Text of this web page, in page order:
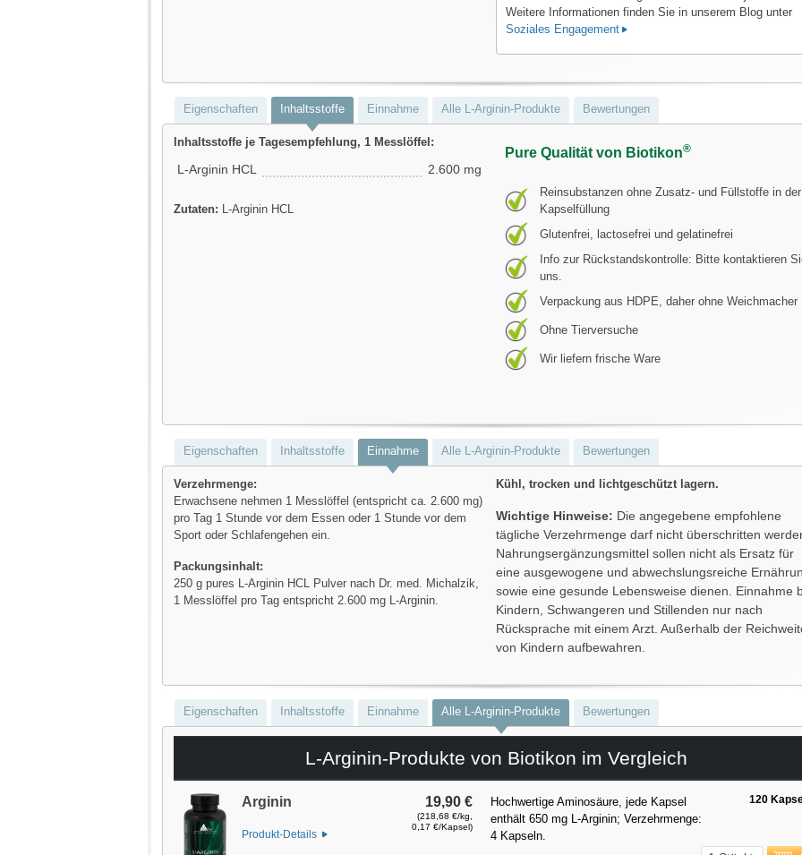
Weitere Informationen finden Sie in unserem Blog unter
Soziales Engagement
Eigenschaften Inhaltsstoffe Einnahme Alle L-Arginin-Produkte Bewertungen
Inhaltsstoffe je Tagesempfehlung, 1 Messlöffel:
L-Arginin HCL 2.600 mg
Zutaten: L-Arginin HCL
Pure Qualität von Biotikon®
Reinsubstanzen ohne Zusatz- und Füllstoffe in der
Kapselfüllung
Glutenfrei, lactosefrei und gelatinefrei
Info zur Rückstandskontrolle: Bitte kontaktieren
uns.
Verpackung aus HDPE, daher ohne Weichmacher
Ohne Tierversuche
Wir liefern frische Ware
Eigenschaften Inhaltsstoffe Einnahme Alle L-Arginin-Produkte Bewertungen
Verzehrmenge:
Erwachsene nehmen 1 Messlöffel (entspricht ca. 2.600 mg)
pro Tag 1 Stunde vor dem Essen oder 1 Stunde vor dem
Sport oder Schlafengehen ein.
Packungsinhalt:
250 g pures L-Arginin HCL Pulver nach Dr. med. Michalzik,
1 Messlöffel pro Tag entspricht 2.600 mg L-Arginin.
Kühl, trocken und lichtgeschützt lagern.
Wichtige Hinweise: Die angegebene empfohlene
tägliche Verzehrmenge darf nicht überschritten
Nahrungsergänzungsmittel sollen nicht als Ersatz für
eine ausgewogene und abwechslungsreiche
sowie eine gesunde Lebensweise dienen. Einnahme
Kindern, Schwangeren und Stillenden nur nach
Rücksprache mit einem Arzt. Außerhalb der
von Kindern aufbewahren.
Eigenschaften Inhaltsstoffe Einnahme Alle L-Arginin-Produkte Bewertungen
L-Arginin-Produkte von Biotikon im Vergleich
Arginin
Produkt-Details
19,90 €
(218,68 €/kg,
0,17 €/Kapsel)
Hochwertige Aminosäure, jede Kapsel
enthält 650 mg L-Arginin; Verzehrmenge:
4 Kapseln.
120